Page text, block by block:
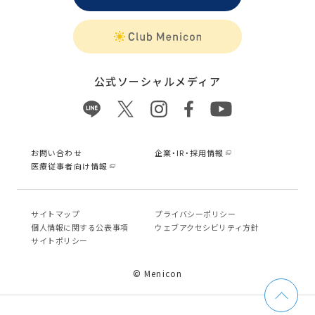
公式ソーシャルメディア
お問い合わせ
企業・IR・採用情報
医療従事者向け情報
サイトマップ
プライバシーポリシー
個⼈情報に関する公表事項
ウェブアクセシビリティ方針
サイトポリシー
© Menicon